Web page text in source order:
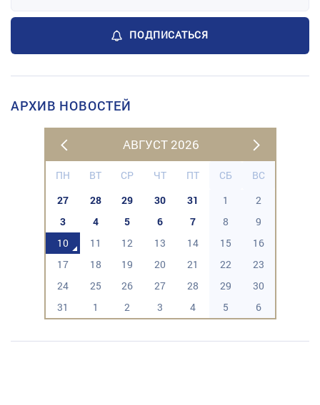
ПОДПИСАТЬСЯ
АРХИВ НОВОСТЕЙ
АВГУСТ 2026
ПН ВТ СР ЧТ ПТ СБ
ВС
27
28 29 30 31 1
2
3
4 5 6 7 8
9
10
11 12 13 14 15
16
17
18 19 20 21 22
23
24
25 26 27 28 29
30
31
1 2 3 4 5 6